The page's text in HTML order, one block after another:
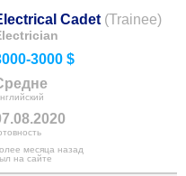
Cadet (Trainee)
3000 $
месяца назад
на сайте